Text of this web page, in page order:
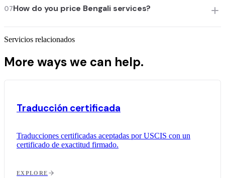
07How do you price Bengali services?
Servicios relacionados
More ways we can help.
Traducción certificada
Traducciones certificadas aceptadas por USCIS con un
certificado de exactitud firmado.
EXPLORE